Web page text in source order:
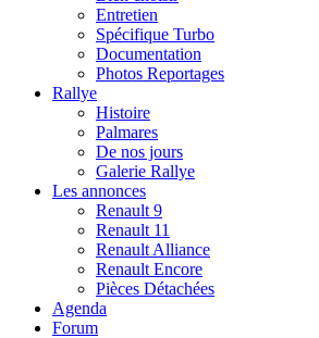
Entretien
Spécifique Turbo
Documentation
Photos Reportages
Rallye
Histoire
Palmares
De nos jours
Galerie Rallye
Les annonces
Renault 9
Renault 11
Renault Alliance
Renault Encore
Pièces Détachées
Agenda
Forum